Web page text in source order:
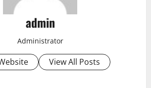
admin
Administrator
View All Posts